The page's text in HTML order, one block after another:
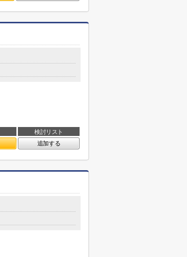
検討リスト
追加する